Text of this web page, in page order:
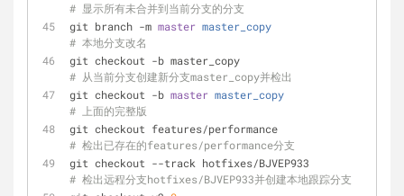
# 显示所有未合并到当前分支的分支
git branch -m master master_copy
# 本地分支改名
# 从当前分支创建新分支master_copy并检出
git checkout -b master master_copy
# 上面的完整版
# 检出已存在的features/performance分支
# 检出远程分支hotfixes/BJVEP933并创建本地跟踪分支